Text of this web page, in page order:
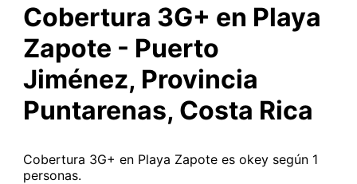
Cobertura 3G+ en Playa
Zapote - Puerto
Jiménez, Provincia
Puntarenas, Costa Rica
Cobertura 3G+ en Playa Zapote es okey según 1
personas.